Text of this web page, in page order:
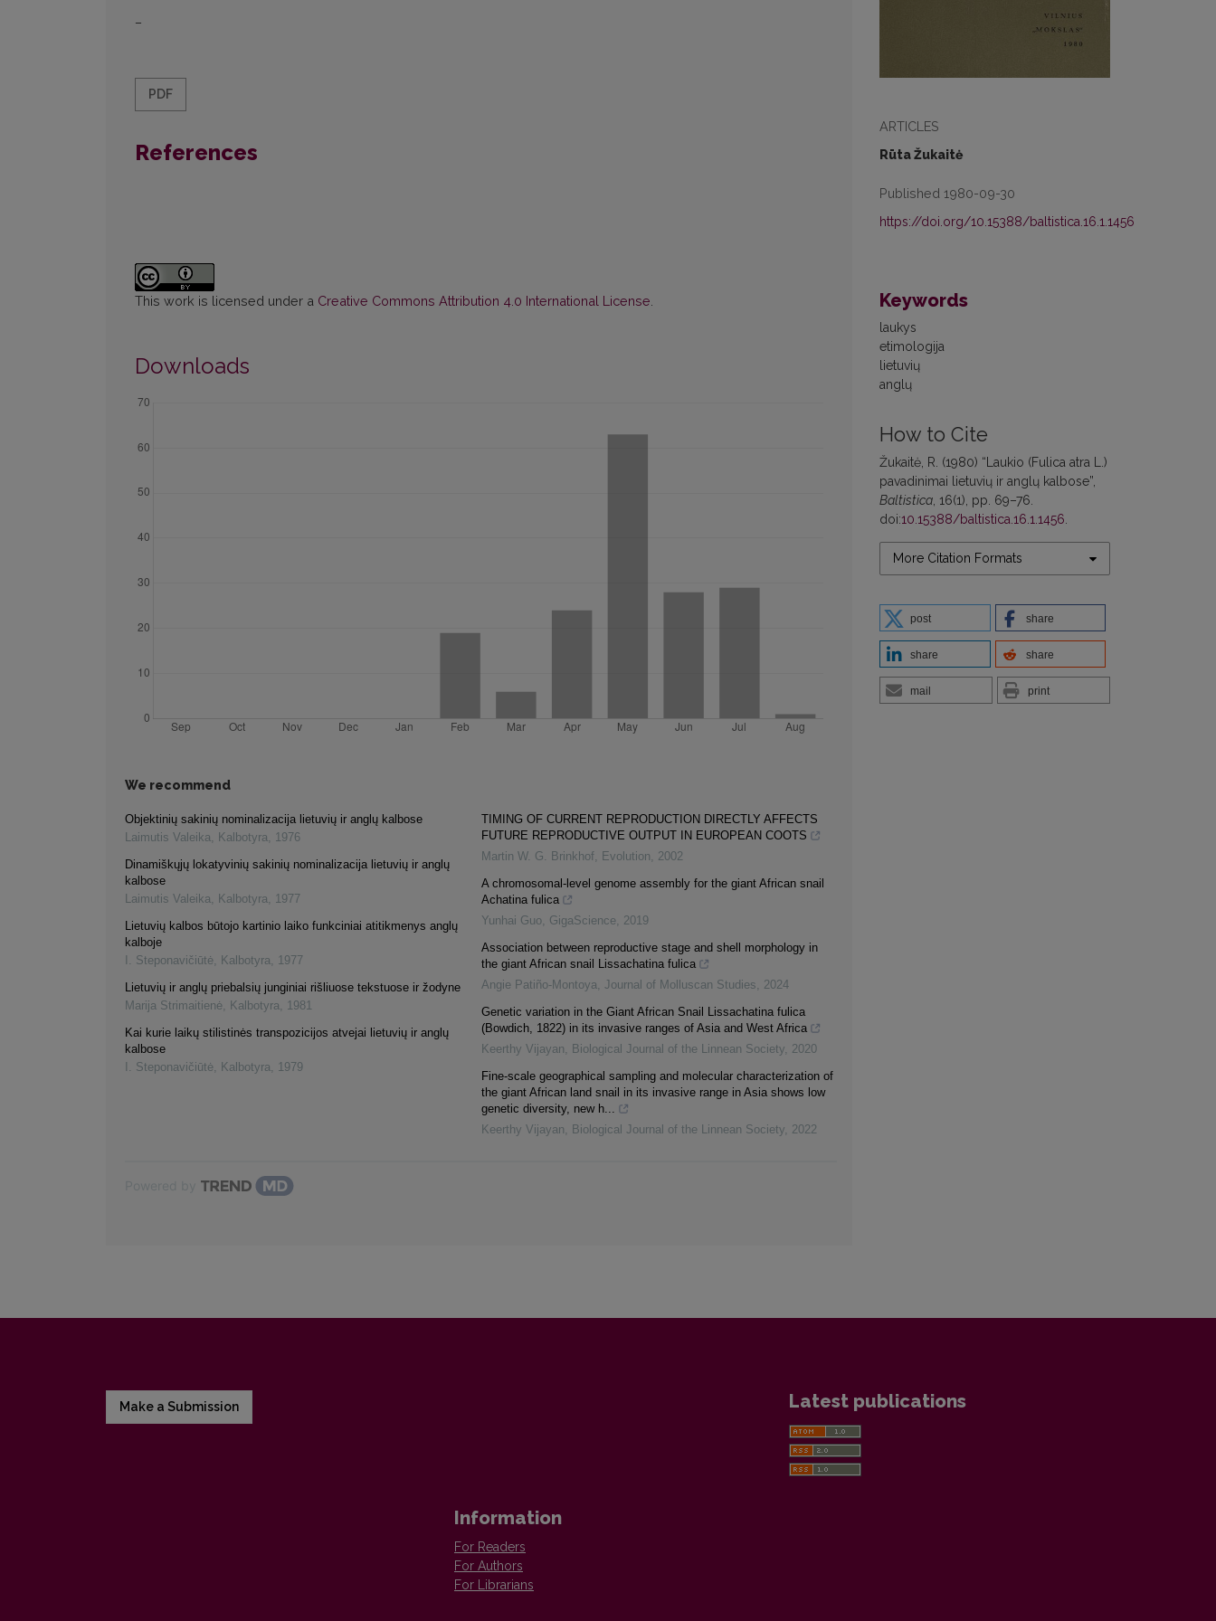
ARTICLES
Rūta Žukaitė
Published 1980-09-30
https://doi.org/10.15388/baltistica.16.1.1456
Keywords
laukys
etimologija
lietuvių
anglų
How to Cite
Žukaitė, R. (1980) “Laukio (Fulica atra L.)
pavadinimai lietuvių ir anglų kalbose”,
Baltistica, 16(1), pp. 69–76.
doi:10.15388/baltistica.16.1.1456.
More Citation Formats
post share
share share
mail print
–
PDF
References
This work is licensed under a Creative Commons Attribution 4.0 International License
Downloads
We recommend
Objektinių sakinių nominalizacija lietuvių ir anglų kalbose
Laimutis Valeika, Kalbotyra, 1976
Dinamiškųjų lokatyvinių sakinių nominalizacija lietuvių ir anglų
kalbose
Laimutis Valeika, Kalbotyra, 1977
Lietuvių kalbos būtojo kartinio laiko funkciniai atitikmenys anglų
kalboje
I. Steponavičiūtė, Kalbotyra, 1977
Lietuvių ir anglų priebalsių junginiai rišliuose tekstuose ir žodyne
Marija Strimaitienė, Kalbotyra, 1981
Kai kurie laikų stilistinės transpozicijos atvejai lietuvių ir anglų
kalbose
I. Steponavičiūtė, Kalbotyra, 1979
TIMING OF CURRENT REPRODUCTION DIRECTLY AFFECTS
FUTURE REPRODUCTIVE OUTPUT IN EUROPEAN COOTS
Martin W. G. Brinkhof, Evolution, 2002
A chromosomal-level genome assembly for the giant African snail
Achatina fulica
Yunhai Guo, GigaScience, 2019
Association between reproductive stage and shell morphology in
the giant African snail Lissachatina fulica
Angie Patiño-Montoya, Journal of Molluscan Studies, 2024
Genetic variation in the Giant African Snail Lissachatina fulica
(Bowdich, 1822) in its invasive ranges of Asia and West Africa
Keerthy Vijayan, Biological Journal of the Linnean Society, 2020
Fine-scale geographical sampling and molecular characterization of
the giant African land snail in its invasive range in Asia shows low
genetic diversity, new h...
Keerthy Vijayan, Biological Journal of the Linnean Society, 2022
Make a Submission Latest publications
Information
For Readers
For Authors
For Librarians